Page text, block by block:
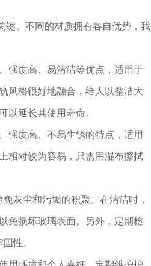
键。不同的材质拥有各自优势，我
强度高、易清洁等优点，适用于
风格很好地融合，给人以整洁大
以延长其使用寿命。
强度高、不易生锈的特点，适用
相对较为容易，只需用湿布擦拭
灰尘和污垢的积聚。在清洁时，
免损坏玻璃表面。另外，定期检
性。